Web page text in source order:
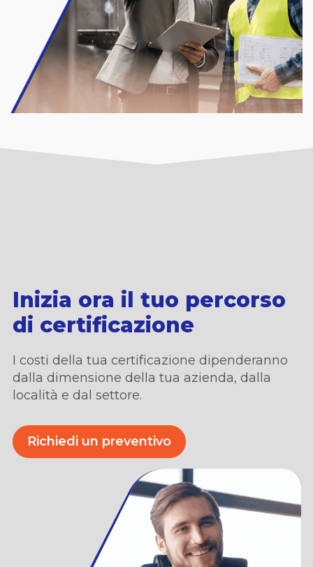
Inizia ora il tuo percorso
di certificazione
I costi della tua certificazione dipenderanno
dalla dimensione della tua azienda, dalla
località e dal settore.
Richiedi un preventivo